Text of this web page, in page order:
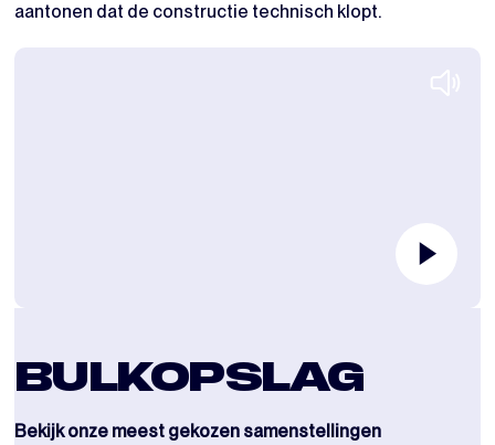
aantonen dat de constructie technisch klopt.
BULKOPSLAG
Bekijk onze meest gekozen samenstellingen